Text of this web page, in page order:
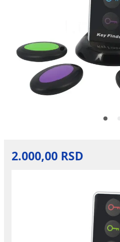
2.000,00 RSD